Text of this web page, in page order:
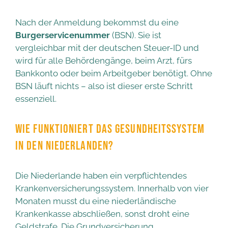
Nach der Anmeldung bekommst du eine
Burgerservicenummer (BSN). Sie ist
vergleichbar mit der deutschen Steuer-ID und
wird für alle Behördengänge, beim Arzt, fürs
Bankkonto oder beim Arbeitgeber benötigt. Ohne
BSN läuft nichts – also ist dieser erste Schritt
essenziell.
WIE FUNKTIONIERT DAS GESUNDHEITSSYSTEM
IN DEN NIEDERLANDEN?
Die Niederlande haben ein verpflichtendes
Krankenversicherungssystem. Innerhalb von vier
Monaten musst du eine niederländische
Krankenkasse abschließen, sonst droht eine